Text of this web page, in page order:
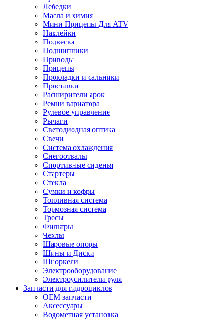
Лебедки
Масла и химия
Мини Прицепы Для ATV
Наклейки
Подвеска
Подшипники
Приводы
Прицепы
Прокладки и сальники
Проставки
Расширители арок
Ремни вариатора
Рулевое управление
Рычаги
Светодиодная оптика
Свечи
Система охлаждения
Снегоотвалы
Спортивные сиденья
Стартеры
Стекла
Сумки и кофры
Топливная система
Тормозная система
Тросы
Фильтры
Чехлы
Шаровые опоры
Шины и Диски
Шноркели
Электрооборудование
Электроусилители руля
Запчасти для гидроциклов
OEM запчасти
Аксессуары
Водометная установка